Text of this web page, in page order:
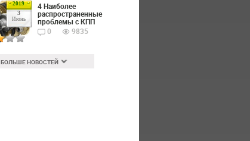
2019
3
Июнь
4 Наиболее
распространенные
проблемы с КПП
0
9835
БОЛЬШЕ НОВОСТЕЙ